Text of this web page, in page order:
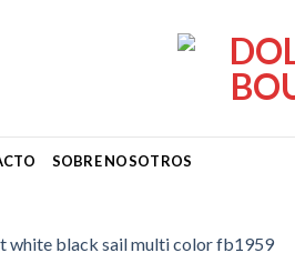
SOBRE NOSOTROS